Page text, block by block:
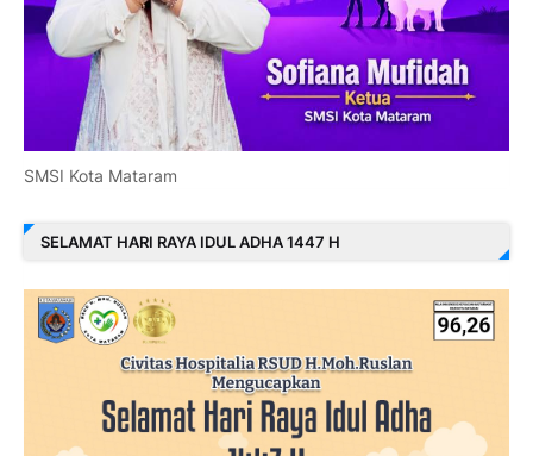
SMSI Kota Mataram
SELAMAT HARI RAYA IDUL ADHA 1447 H